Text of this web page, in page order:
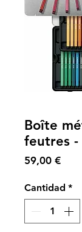
Boîte
feutres
59,00 €
Cantidad *